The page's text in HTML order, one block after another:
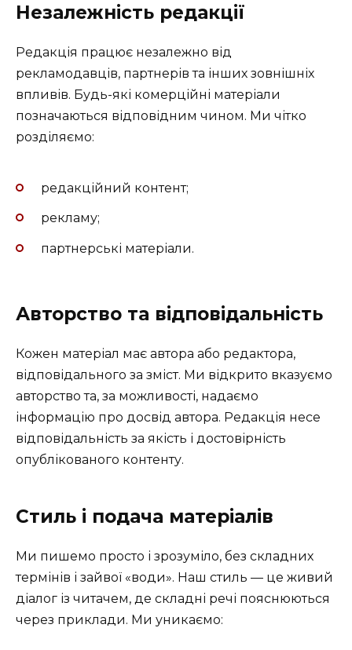
Незалежність редакції
Редакція працює незалежно від
рекламодавців, партнерів та інших зовнішніх
впливів. Будь-які комерційні матеріали
позначаються відповідним чином. Ми чітко
розділяємо:
редакційний контент;
рекламу;
партнерські матеріали.
Авторство та відповідальність
Кожен матеріал має автора або редактора,
відповідального за зміст. Ми відкрито вказуємо
авторство та, за можливості, надаємо
інформацію про досвід автора. Редакція несе
відповідальність за якість і достовірність
опублікованого контенту.
Стиль і подача матеріалів
Ми пишемо просто і зрозуміло, без складних
термінів і зайвої «води». Наш стиль — це живий
діалог із читачем, де складні речі пояснюються
через приклади. Ми уникаємо: